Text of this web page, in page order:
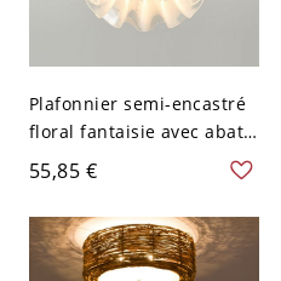
Plafonnier semi-encastré
floral fantaisie avec abat-
jour en pétales de verre
dépoli pour couloir et
chambre de bébé - Rouge
110 V-120 V
55,85 €